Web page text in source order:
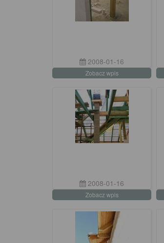
2008-01-16
Zobacz wpis
2008-01-16
Zobacz wpis